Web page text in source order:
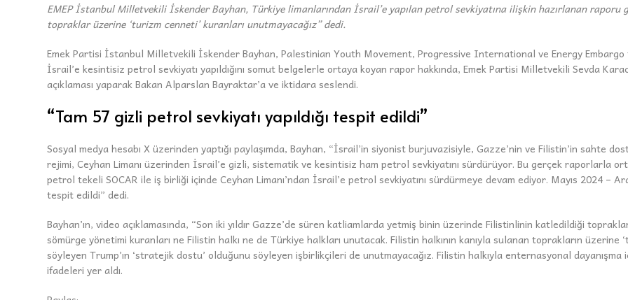
EMEP İstanbul Milletvekili İskender Bayhan, Türkiye limanlarından İsrail’e yapılan petrol sevkiyatına ilişkin hazırlanan raporu
topraklar üzerine ‘turizm cenneti’ kuranları unutmayacağız” dedi.
Emek Partisi İstanbul Milletvekili İskender Bayhan, Palestinian Youth Movement, Progressive International ve Energy
İsrail’e kesintisiz petrol sevkiyatı yapıldığını somut belgelerle ortaya koyan rapor hakkında, Emek Partisi Milletvekili Sevda
açıklaması yaparak Bakan Alparslan Bayraktar’a ve iktidara seslendi.
“Tam 57 gizli petrol sevkiyatı yapıldığı tespit edildi”
Sosyal medya hesabı X üzerinden yaptığı paylaşımda, Bayhan, “İsrail’in siyonist burjuvazisiyle, Gazze’nin ve Filistin’in sahte
rejimi, Ceyhan Limanı üzerinden İsrail’e gizli, sistematik ve kesintisiz ham petrol sevkiyatını sürdürüyor. Bu gerçek raporlarla
petrol tekeli SOCAR ile iş birliği içinde Ceyhan Limanı’ndan İsrail’e petrol sevkiyatını sürdürmeye devam ediyor. Mayıs 2024 –
tespit edildi” dedi.
Bayhan’ın, video açıklamasında, “Son iki yıldır Gazze’de süren katliamlarda yetmiş binin üzerinde Filistinlinin katledildiği
sömürge yönetimi kuranları ne Filistin halkı ne de Türkiye halkları unutacak. Filistin halkının kanıyla sulanan toprakların
söyleyen Trump’ın ‘stratejik dostu’ olduğunu söyleyen işbirlikçileri de unutmayacağız. Filistin halkıyla enternasyonal
ifadeleri yer aldı.